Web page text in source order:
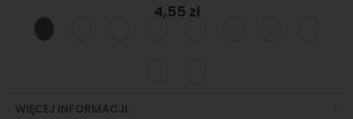
4,55 zł
WIĘCEJ INFORMACJI